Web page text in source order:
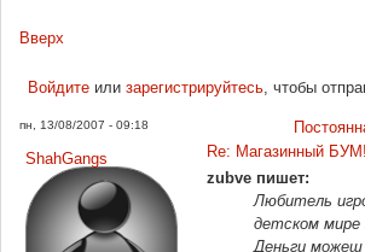
Вверх
Войдитеили зарегистрируйтесь, чтобы
пн, 13/08/2007 - 09:18
ShahGangs
Re: Магазинный БУМ!
zubve пишет:
Любитель
детском мире
Деньги можеш